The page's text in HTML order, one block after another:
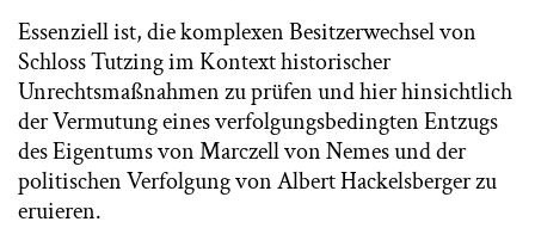
Essenziell ist, die komplexen Besitzerwechsel von
Schloss Tutzing im Kontext historischer
Unrechtsmaßnahmen zu prüfen und hier hinsichtlich
der Vermutung eines verfolgungsbedingten Entzugs
des Eigentums von Marczell von Nemes und der
politischen Verfolgung von Albert Hackelsberger zu
eruieren.